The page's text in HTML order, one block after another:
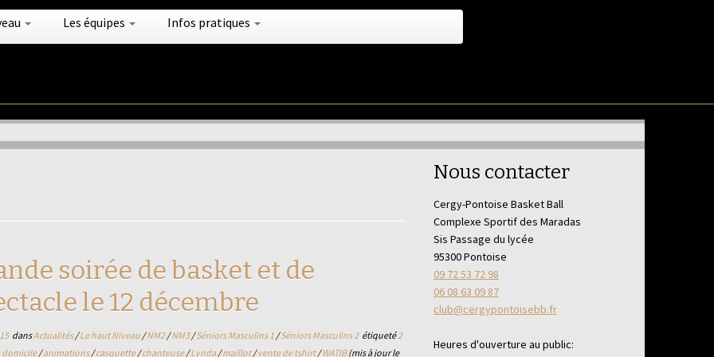
Les équipes Infos pratiques
soirée de basket et de
le 12 décembre
dansActualités/Le haut Niveau /NM2/NM3/Séniors Masculins 1 /Séniors Masculins 2 étiqueté2
domicile/animations/casquette/chanteuse/Lynda /maillot/vente de tshirt/WATIB(mis à jour le
Nous contacter
Cergy-Pontoise Basket Ball
Complexe Sportif des Maradas
Sis Passage du lycée
95300 Pontoise
09 72 53 72 98
06 08 63 09 87
club@cergypontoisebb.fr
Heures d'ouverture au public: